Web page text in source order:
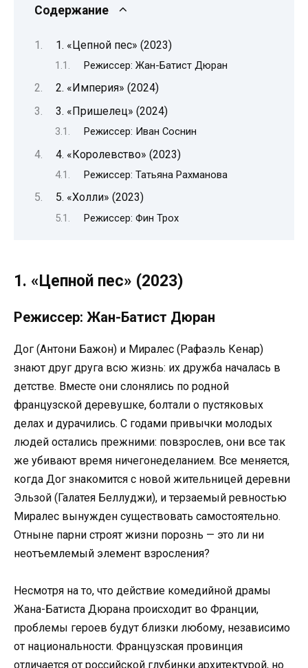
Содержание
1. «Цепной пес» (2023)
Режиссер: Жан-Батист Дюран
2. «Империя» (2024)
3. «Пришелец» (2024)
Режиссер: Иван Соснин
4. «Королевство» (2023)
Режиссер: Татьяна Рахманова
5. «Холли» (2023)
Режиссер: Фин Трох
1. «Цепной пес» (2023)
Режиссер: Жан-Батист Дюран
Дог (Антони Бажон) и Миралес (Рафаэль Кенар)
знают друг друга всю жизнь: их дружба началась в
детстве. Вместе они слонялись по родной
французской деревушке, болтали о пустяковых
делах и дурачились. С годами привычки молодых
людей остались прежними: повзрослев, они все так
же убивают время ничегонеделанием. Все меняется,
когда Дог знакомится с новой жительницей деревни
Эльзой (Галатея Беллуджи), и терзаемый ревностью
Миралес вынужден существовать самостоятельно.
Отныне парни строят жизни порознь — это ли ни
неотъемлемый элемент взросления?
Несмотря на то, что действие комедийной драмы
Жана-Батиста Дюрана происходит во Франции,
проблемы героев будут близки любому, независимо
от национальности. Французская провинция
отличается от российской глубинки архитектурой, но